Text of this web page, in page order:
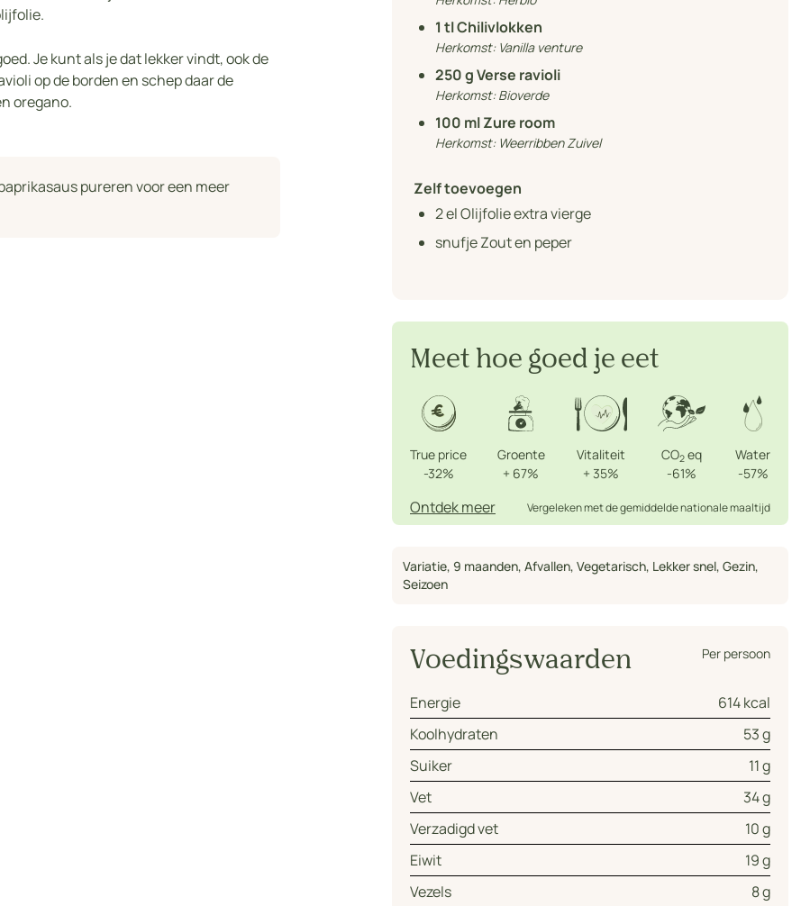
Je kunt als je dat lekker vindt, ook de
op de borden en schep daar de
oregano.
pureren voor een meer
1 tl Chilivlokken
Herkomst: Vanilla venture
250g Verse ravioli
Herkomst:Bioverde
100 ml Zure room
Herkomst: Weerribben Zuivel
Zelf toevoegen
2el Olijfolie extra vierge
snufje Zout en peper
Meet hoe goed je eet
True price
-32%
Groente
+ 67%
Vitaliteit
+ 35%
CO2eq
-61%
Water
-57%
Ontdek meer Vergeleken met de gemiddelde nationale maaltijd
Variatie, 9 maanden, Afvallen, Vegetarisch, Lekker snel, Gezin,
Seizoen
Voedingswaarden Per persoon
Energie
614 kcal
Koolhydraten
53 g
Suiker
11 g
Vet
34 g
Verzadigd vet
10 g
Eiwit
19 g
Vezels
8 g